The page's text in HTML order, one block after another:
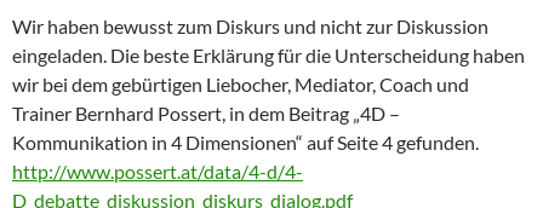
Wir haben bewusst zum Diskurs und nicht zur Diskussion
eingeladen. Die beste Erklärung für die Unterscheidung haben
wir bei dem gebürtigen Liebocher, Mediator, Coach und
Trainer Bernhard Possert, in dem Beitrag „4D –
Kommunikation in 4 Dimensionen“ auf Seite 4 gefunden.
http://www.possert.at/data/4-d/4-
D_debatte_diskussion_diskurs_dialog.pdf